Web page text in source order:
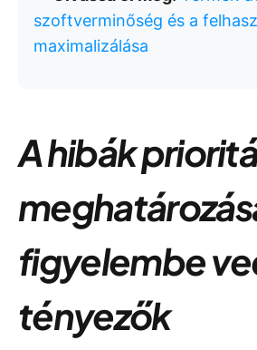
szoftverminőség és a
maximalizálása
A hibák
figyelembe
tényezők